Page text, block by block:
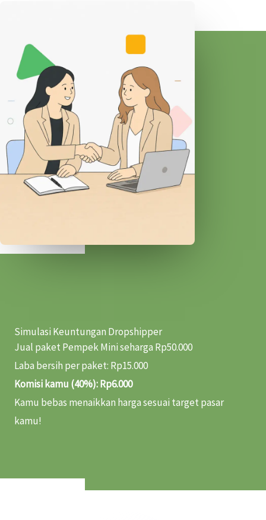
Simulasi Keuntungan Dropshipper
Jual paket Pempek Mini seharga Rp50.000
Laba bersih per paket: Rp15.000
Komisi kamu (40%): Rp6.000
Kamu bebas menaikkan harga sesuai target pasar
kamu!